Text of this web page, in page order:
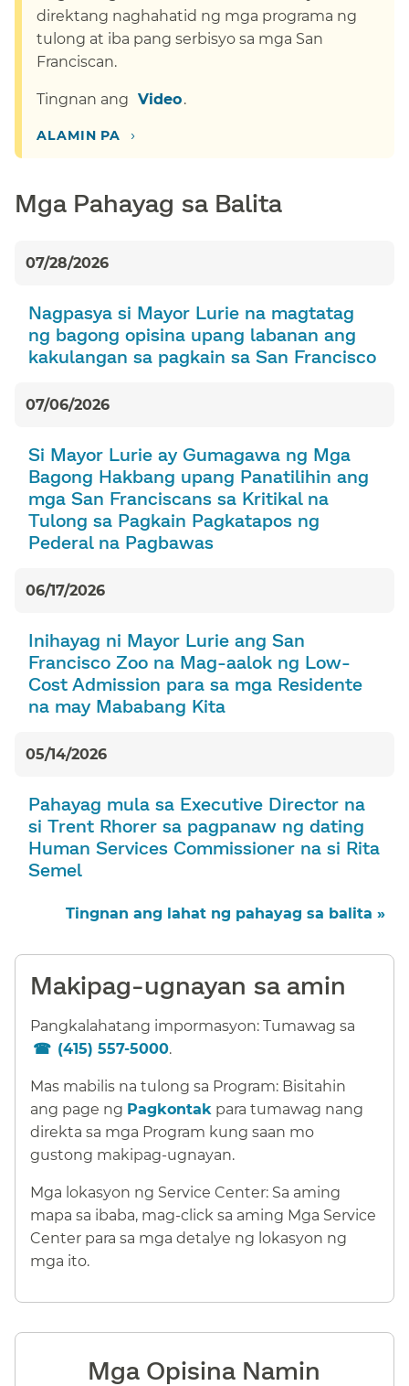
direktang naghahatid ng mga programa ng
tulong at iba pang serbisyo sa mga San
Franciscan.​​
Tingnan ang ​​ Video​​.​​
ALAMIN PA​​ ›​​
Mga Pahayag sa Balita​​
07/28/2026​​
Nagpasya si Mayor Lurie na magtatag
ng bagong opisina upang labanan ang
kakulangan sa pagkain sa San Francisco​​
07/06/2026​​
Si Mayor Lurie ay Gumagawa ng Mga
Bagong Hakbang upang Panatilihin ang
mga San Franciscans sa Kritikal na
Tulong sa Pagkain Pagkatapos ng
Pederal na Pagbawas​​
06/17/2026​​
Inihayag ni Mayor Lurie ang San
Francisco Zoo na Mag-aalok ng Low-
Cost Admission para sa mga Residente
na may Mababang Kita​​
05/14/2026​​
Pahayag mula sa Executive Director na
si Trent Rhorer sa pagpanaw ng dating
Human Services Commissioner na si Rita
Semel​​
Tingnan ang lahat ng pahayag sa balita »​​
Makipag-ugnayan sa amin​​
Pangkalahatang impormasyon: Tumawag sa
(415) 557-5000.​​
Mas mabilis na tulong sa Program: Bisitahin
ang page ng Pagkontak para tumawag nang
direkta sa mga Program kung saan mo
gustong makipag-ugnayan.​​
Mga lokasyon ng Service Center: Sa aming
mapa sa ibaba, mag-click sa aming Mga Service
Center para sa mga detalye ng lokasyon ng
mga ito.​​
Mga Opisina Namin​​